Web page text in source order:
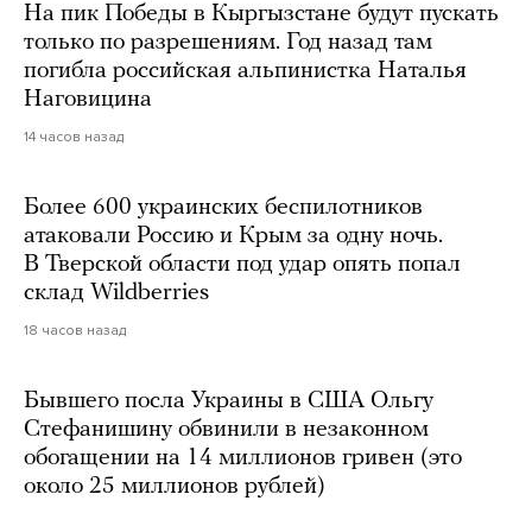
На пик Победы в Кыргызстане будут пускать
только по разрешениям. Год назад там
погибла российская альпинистка Наталья
Наговицина
14 часов назад
Более 600 украинских беспилотников
атаковали Россию и Крым за одну ночь.
В Тверской области под удар опять попал
склад Wildberries
18 часов назад
Бывшего посла Украины в США Ольгу
Стефанишину обвинили в незаконном
обогащении на 14 миллионов гривен (это
около 25 миллионов рублей)